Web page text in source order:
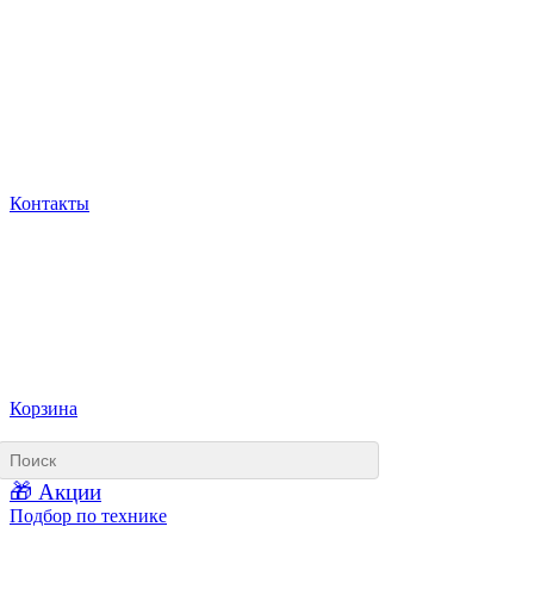
Контакты
Корзина
🎁 Акции
Подбор по технике